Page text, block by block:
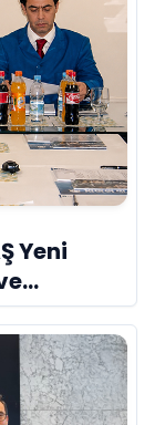
Yeni
Vizyon